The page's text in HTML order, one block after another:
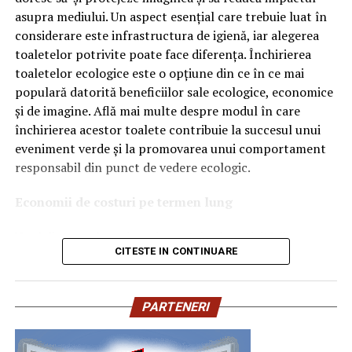
Ce înseamnă Ravenol VMP?
DenumireaVMPidentifică o gamă de uleiuri dezvoltate
pentru motoare moderne care necesită performanțe
ridicate și compatibilitate cu numeroase specificații ale
constructorilor auto.
Acest produs este destinat în special motoarelor
moderne pe benzină și diesel, inclusiv celor echipate cu:
catalizatoare moderne;
sisteme Start-Stop.
Una dintre cele mai importante caracteristici ale acestui
ulei este tehnologiaUSVO.
asupra mediului. Un aspect esențial care trebuie luat în
considerare este infrastructura de igienă, iar alegerea
toaletelor potrivite poate face diferența. Închirierea
toaletelor ecologice este o opțiune din ce în ce mai
populară datorită beneficiilor sale ecologice, economice
și de imagine. Află mai multe despre modul în care
închirierea acestor toalete contribuie la succesul unui
eveniment verde și la promovarea unui comportament
responsabil din punct de vedere ecologic.
Economii de costuri pe termen lung
Unul dintre cele mai mari avantaje ale activității
închiriere toalete ecologiceeste economia de costuri.
termen lung, aceasta este o opțiune mai rentabilă decât
construirea unei infrastructuri permanente de toalete.
Toaletele ecologice nu necesită conexiuni complexe la
CITESTE IN CONTINUARE
PARTENERI